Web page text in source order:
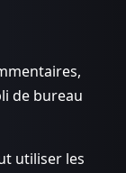
de bureau
utiliser les